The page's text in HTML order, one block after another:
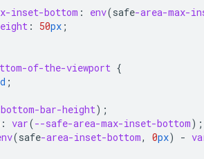
inset-bottom : env(safe-area-max-
: 50px ;
of-the-viewport {
;
bar-height);
: var(--safe-area-max-inset-bottom);
(safe-area-inset-bottom, 0px) -